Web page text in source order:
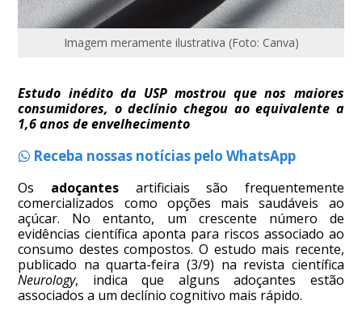
Imagem meramente ilustrativa (Foto: Canva)
Estudo inédito da USP mostrou que nos maiores
consumidores, o declínio chegou ao equivalente a
1,6 anos de envelhecimento
Receba nossas notícias pelo WhatsApp
Os adoçantesartificiais são frequentemente
comercializados como opções mais saudáveis ao
açúcar. No entanto, um crescente número de
evidências científica aponta para riscos associado ao
consumo destes compostos. O estudo mais recente,
publicado na quarta-feira (3/9) na revista científica
Neurology, indica que alguns adoçantes estão
associados a um declínio cognitivo mais rápido.